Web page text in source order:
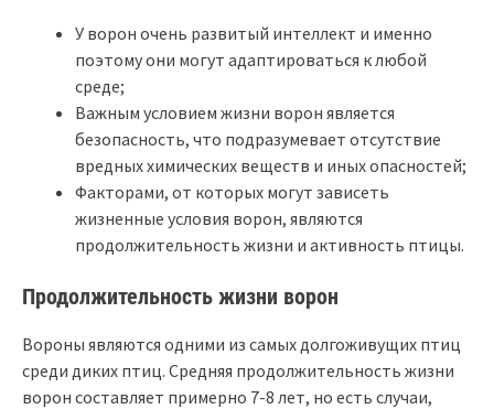
У ворон очень развитый интеллект и именно
поэтому они могут адаптироваться к любой
среде;
Важным условием жизни ворон является
безопасность, что подразумевает отсутствие
вредных химических веществ и иных опасностей;
Факторами, от которых могут зависеть
жизненные условия ворон, являются
продолжительность жизни и активность птицы.
Продолжительность жизни ворон
Вороны являются одними из самых долгоживущих птиц
среди диких птиц. Средняя продолжительность жизни
ворон составляет примерно 7-8 лет, но есть случаи,